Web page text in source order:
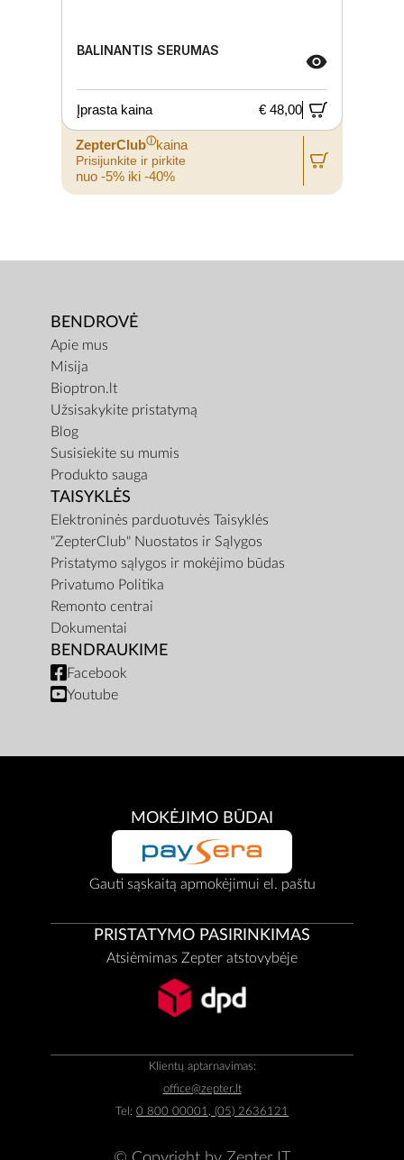
BALINANTIS SERUMAS
Įprasta kaina € 48,00
ZepterClubⓘkaina
Prisijunkite ir pirkite
nuo -5% iki -40%
BENDROVĖ
Apie mus
Misija
Bioptron.lt
Užsisakykite pristatymą
Blog
Susisiekite su mumis
Produkto sauga
TAISYKLĖS
Elektroninės parduotuvės Taisyklės
"ZepterClub" Nuostatos ir Sąlygos
Pristatymo sąlygos ir mokėjimo būdas
Privatumo Politika
Remonto centrai
Dokumentai
BENDRAUKIME
Facebook
Youtube
MOKĖJIMO BŪDAI
Gauti sąskaitą apmokėjimui el. paštu
PRISTATYMO PASIRINKIMAS
Atsiėmimas Zepter atstovybėje
Klientų aptarnavimas:
office@zepter.lt
Tel: 0 800 00001, (05) 2636121